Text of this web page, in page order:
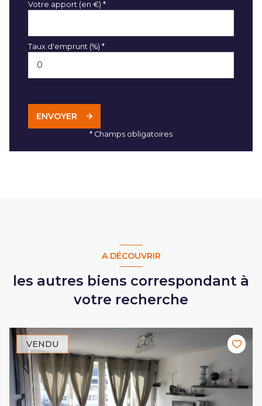
Votre apport (en €) *
Taux d'emprunt (%) *
ENVOYER
* Champs obligatoires
A DÉCOUVRIR
les autres biens correspondant à
votre recherche
VENDU